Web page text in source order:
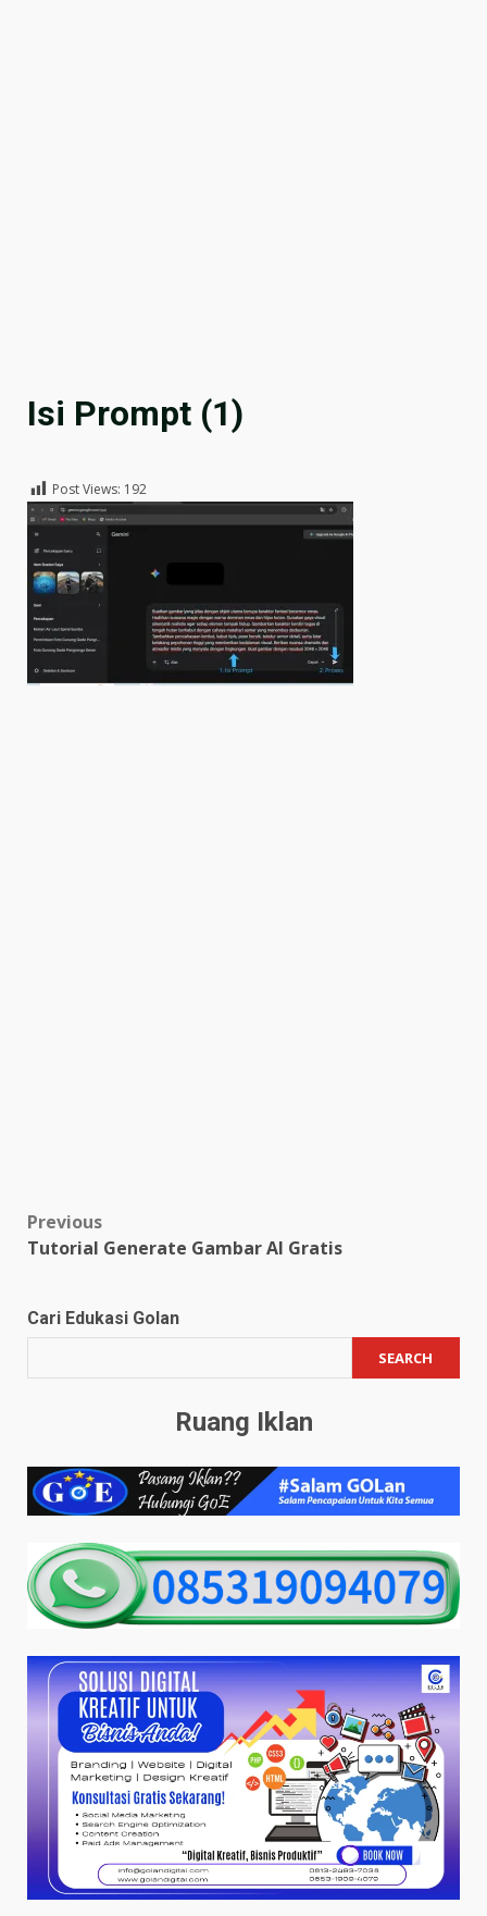
Isi Prompt (1)
Post Views: 192
Post
Previous
Tutorial Generate Gambar AI Gratis
Cari Edukasi Golan
SEARCH
Ruang Iklan